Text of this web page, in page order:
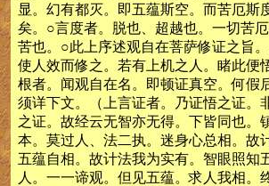
显。幻有都灭。即五蕴斯空。而苦厄斯
矣。○言度者。脱也、超越也。一切苦
苦也。○此上序述观自在菩萨修证之旨。
使人效而修之。若有上机之人。睹此便
根者。闻观自在名。即顿证真空。何假
须详下文。（上言证者。乃证悟之证。
之证。故经云无智亦无得。下皆同也。
本。莫过人、法二执。迷身心总相。故
五蕴自相。故计法我为实有。智眼照知
人。一一谛观。但见五蕴。求人我相。